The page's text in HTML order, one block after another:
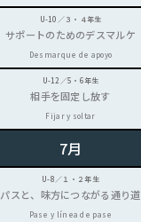
サポートのためのデスマルケ
Desmarque de apoyo
相手を固定し放す
Fijar y soltar
7月
パスと、味方につながる通り道
Pase y línea de pase